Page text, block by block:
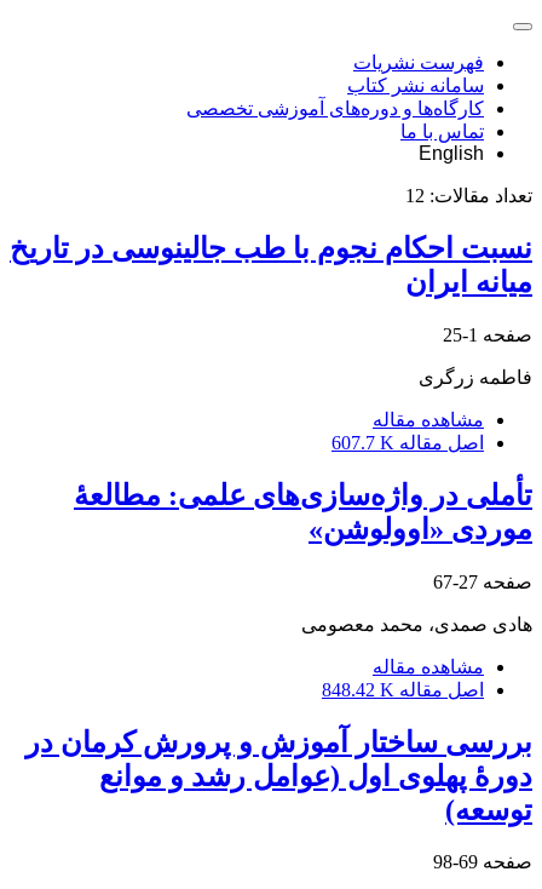
فهرست نشریات
سامانه نشر کتاب
کارگاه‌ها و دوره‌های آموزشی تخصصی
تماس با ما
English
تعداد مقالات: 12
نسبت احکام نجوم با طب جالینوسی در تاریخ
میانه ایران
صفحه 1-25
فاطمه زرگری
مشاهده مقاله
اصل مقاله 607.7 K
تأملی در واژه‌سازی‌های علمی: مطالعۀ
موردی «اوولوشن»
صفحه 27-67
هادی صمدی، محمد معصومی
مشاهده مقاله
اصل مقاله 848.42 K
بررسی ساختار آموزش و پرورش کرمان در
دورۀ پهلوی اول (عوامل رشد و موانع
توسعه)
صفحه 69-98